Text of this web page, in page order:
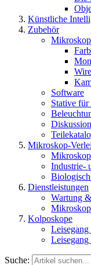
Künstliche
Zubehör
Software
Stative für
Mikroskop-
Industrie-
Dienstleistungen
Wartung
Kolposkope
Suche: